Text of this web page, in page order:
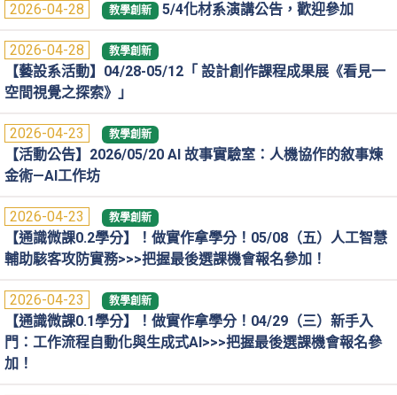
2026-04-28 教學創新 5/4化材系演講公告，歡迎參加
2026-04-28 教學創新
【藝設系活動】04/28-05/12「 設計創作課程成果展《看見一
空間視覺之探索》」
2026-04-23 教學創新
【活動公告】2026/05/20 AI 故事實驗室：人機協作的敘事煉
金術—AI工作坊
2026-04-23 教學創新
【通識微課0.2學分】！做實作拿學分！05/08（五）人工智慧
輔助駭客攻防實務>>>把握最後選課機會報名參加！
2026-04-23 教學創新
【通識微課0.1學分】！做實作拿學分！04/29（三）新手入
門：工作流程自動化與生成式AI>>>把握最後選課機會報名參
加！